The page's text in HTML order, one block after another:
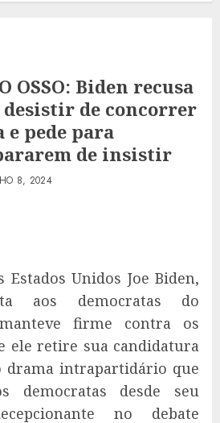
OSSO: Biden recusa
desistir de concorrer
e pede para
de insistir
8, 2024
Estados Unidos Joe Biden,
aos democratas do
firme contra os
ele retire sua candidatura
drama intrapartidário que
democratas desde seu
no debate